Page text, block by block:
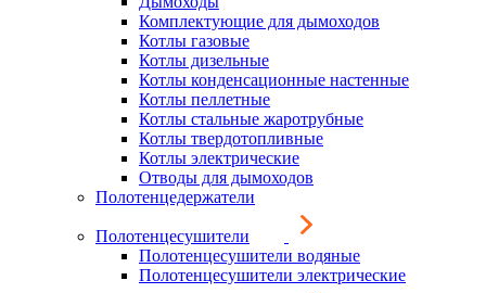
Комплектующие для дымоходов
Котлы газовые
Котлы дизельные
Котлы конденсационные настенные
Котлы пеллетные
Котлы стальные жаротрубные
Котлы твердотопливные
Котлы электрические
Отводы для дымоходов
Полотенцедержатели
Полотенцесушители
Полотенцесушители водяные
Полотенцесушители электрические